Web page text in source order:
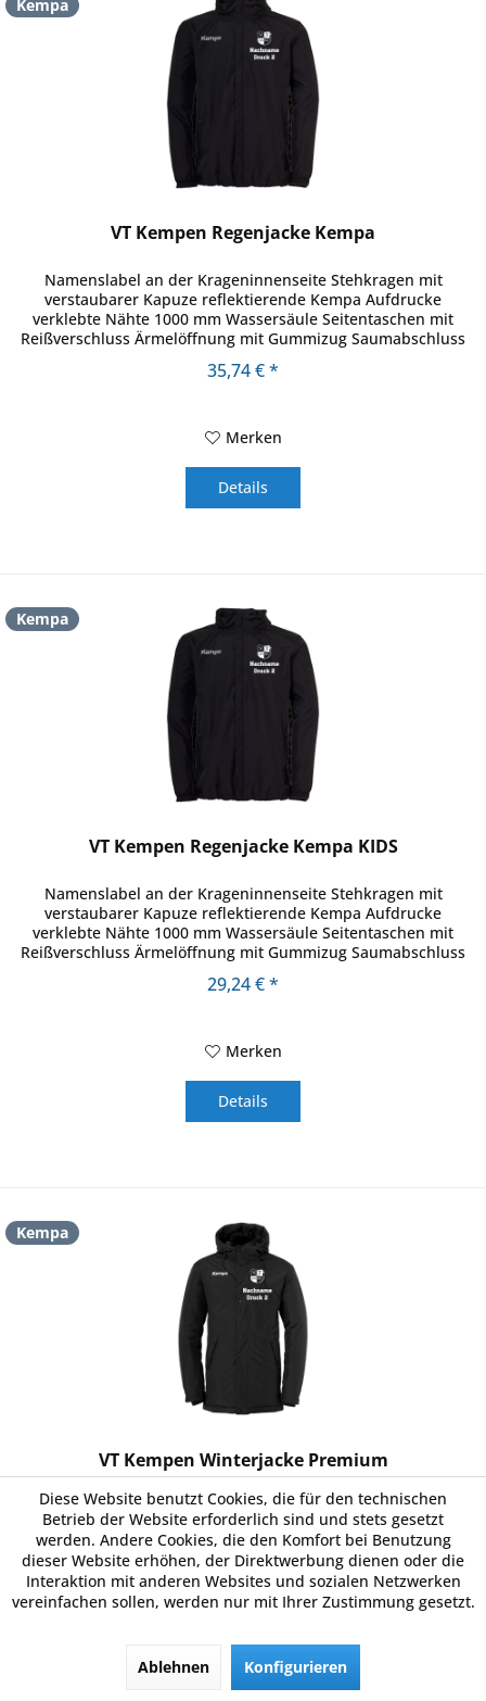
Kempa
VT Kempen Regenjacke Kempa
Namenslabel an der Krageninnenseite Stehkragen mit
verstaubarer Kapuze reflektierende Kempa Aufdrucke
verklebte Nähte 1000 mm Wassersäule Seitentaschen mit
Reißverschluss Ärmelöffnung mit Gummizug Saumabschluss
35,74 € *
Merken
Details
Kempa
VT Kempen Regenjacke Kempa KIDS
Namenslabel an der Krageninnenseite Stehkragen mit
verstaubarer Kapuze reflektierende Kempa Aufdrucke
verklebte Nähte 1000 mm Wassersäule Seitentaschen mit
Reißverschluss Ärmelöffnung mit Gummizug Saumabschluss
29,24 € *
Merken
Details
Kempa
VT Kempen Winterjacke Premium
Reflektierender Kempa Durck auf der Brust Verschweiste
Nähte an der Kapuze, Schulter und Armloch 2 Vordertaschen
Reisverschlusslasche mit ton in ton Silikon-Druckknöpfen
Innentasche mit open mesh Innentasche mit Reißverschlüssen
Fleece...
116,99 € *
Merken
Diese Website benutzt Cookies, die für den technischen
Betrieb der Website erforderlich sind und stets gesetzt
werden. Andere Cookies, die den Komfort bei Benutzung
dieser Website erhöhen, der Direktwerbung dienen oder die
Interaktion mit anderen Websites und sozialen Netzwerken
vereinfachen sollen, werden nur mit Ihrer Zustimmung gesetzt.
Ablehnen Konfigurieren